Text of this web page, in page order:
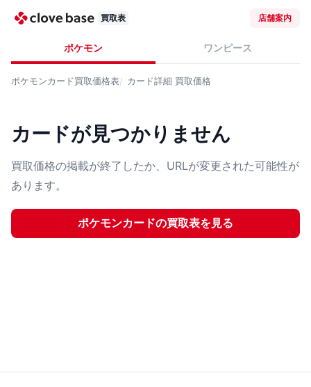
買取表 店舗案内
ポケモン ワンピース
ポケモンカード買取価格表 カード詳細 買取価格
カードが見つかりません
買取価格の掲載が終了したか、URLが変更された可能性が
あります。
ポケモンカードの買取表を見る